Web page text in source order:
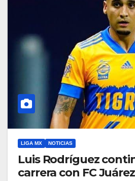
LIGA MX NOTICIAS
Luis Rodríguez
carrera con FC Juárez